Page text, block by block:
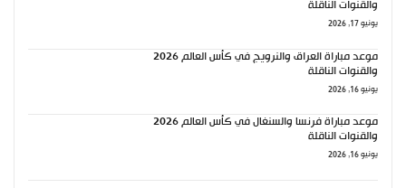
والقنوات الناقلة
يونيو 17, 2026
موعد مباراة العراق والنرويج في كأس العالم 2026
والقنوات الناقلة
يونيو 16, 2026
موعد مباراة فرنسا والسنغال في كأس العالم 2026
والقنوات الناقلة
يونيو 16, 2026